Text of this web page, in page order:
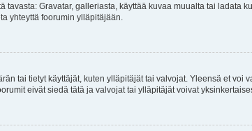
Gravatar, galleriasta, käyttää kuvaa muualta tai ladata
yhteyttä foorumin ylläpitäjään.
tai tietyt käyttäjät, kuten ylläpitäjät tai valvojat. Yleensä et voi
eivät siedä tätä ja valvojat tai ylläpitäjät voivat